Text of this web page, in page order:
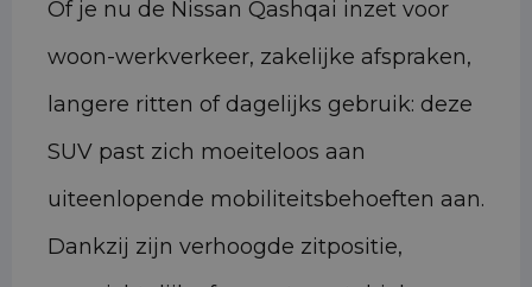
Of je nu de Nissan Qashqai inzet voor
woon-werkverkeer, zakelijke afspraken,
langere ritten of dagelijks gebruik: deze
SUV past zich moeiteloos aan
uiteenlopende mobiliteitsbehoeften aan.
Dankzij zijn verhoogde zitpositie,